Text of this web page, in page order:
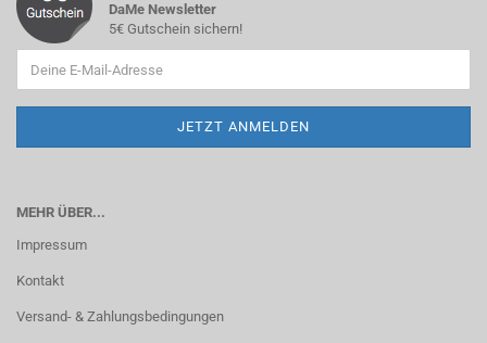
DaMe Newsletter
5€ Gutschein sichern!
MEHR ÜBER...
Impressum
Kontakt
Versand- & Zahlungsbedingungen